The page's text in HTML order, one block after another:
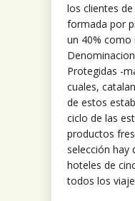
los clientes
formada por
un 40% como
Protegidas -
cuales,
de estos
ciclo de las
productos
selección hay
hoteles de
todos los